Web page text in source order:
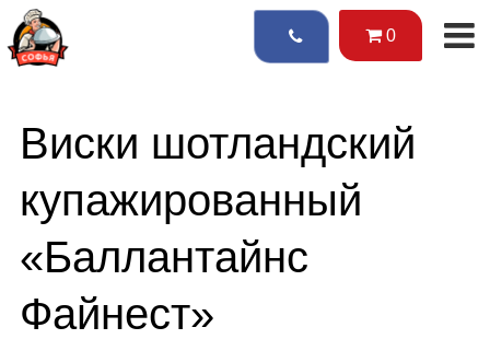
0
Виски шотландский
купажированный
«Баллантайнс
Файнест»